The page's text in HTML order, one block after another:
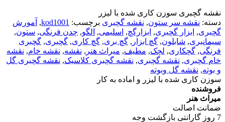
نقشه گچبری سوزن کاری شده با لیزر
دسته: نقشه سر ستون, نقشه گچبری برچسب: kod1001
, آمورش
گچبری, ابزار گچبری, ابزارگچ, اسلیمی, الگو, چدن فرنگی, ستون,
سیمانبری, شابلون, گچ ابزار , گچ بری, گچ کاری, گچبری, گچبری
فرنگی, گچکاری, لچک, مطیف, میراث هنر , نقشه, نقشه خام, نقشه
خام گچبری, نقشه گچبری, نقشه گچبری کلاسیک, نقشه گچبری گل
و بوته, نقشه گل وبوته
سوزن کاری شده با لیزر و اماده به کار
فروشنده
میراث هنر
ضمانت اصالت
7 روز گارانتی بازگشت وجه